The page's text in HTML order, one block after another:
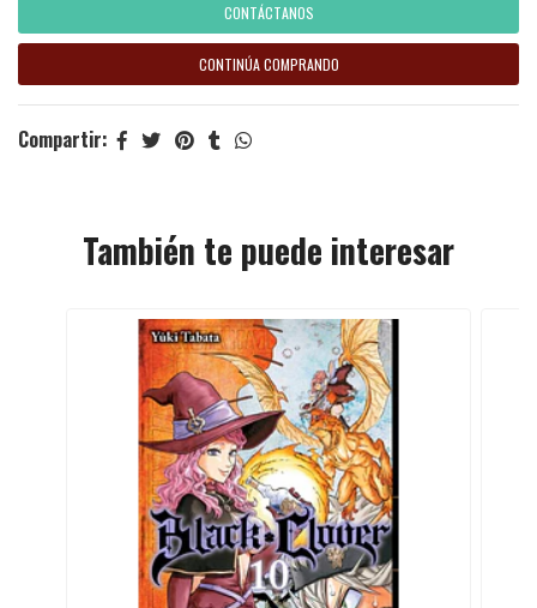
CONTÁCTANOS
CONTINÚA COMPRANDO
Compartir:
También te puede interesar